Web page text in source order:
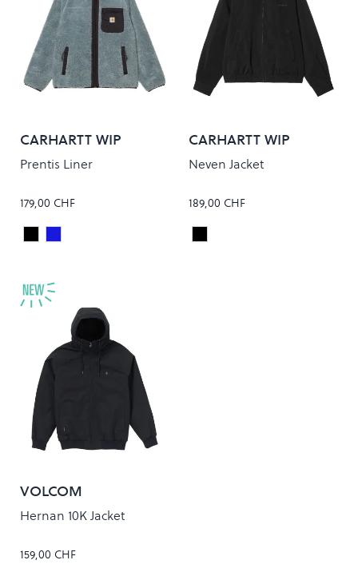
CARHARTT WIP
Prentis Liner
179,00 CHF
Colour
Black/Black
CITADEL/BLACK
CARHARTT WIP
Neven Jacket
189,00 CHF
Colour
Black/Graphite
VOLCOM
Hernan 10K Jacket
159,00 CHF